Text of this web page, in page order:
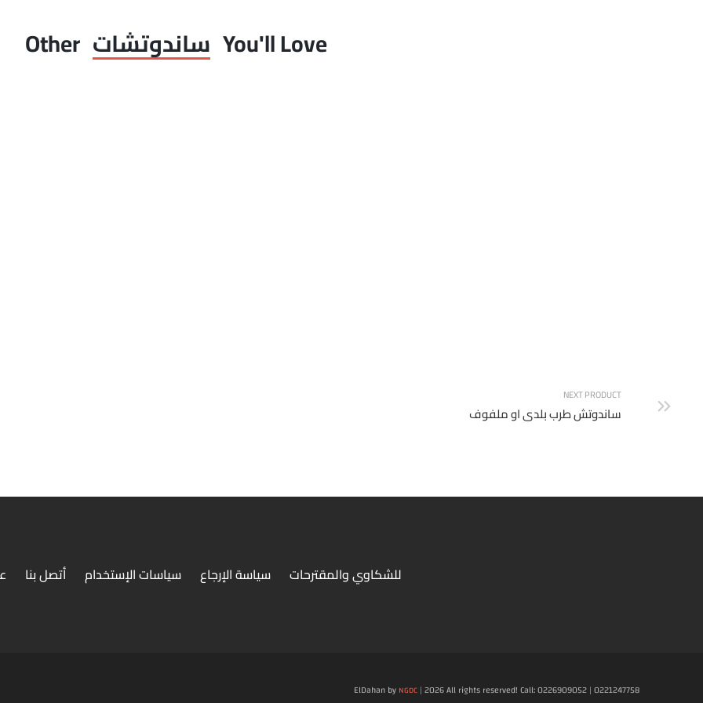
Other ساندوتشات You'll Love
NEXT PRODUCT
ساندوتش طرب بلدى او ملفوف
أتصل بنا سياسات الإستخدام سياسة الإرجاع للشكاوي والمقترحات
ElDahan by NGDC | 2026 All rights reserved! Call: 0226909052 | 0221247758